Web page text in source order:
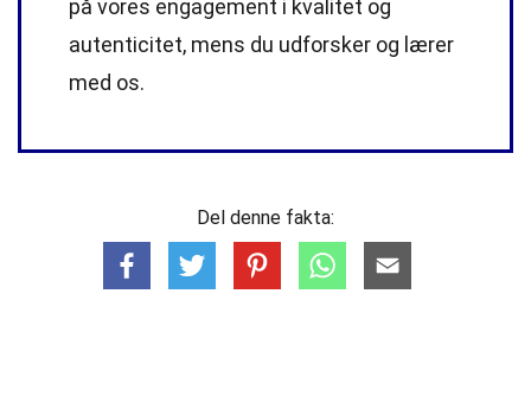
på vores engagement i kvalitet og
autenticitet, mens du udforsker og lærer
med os.
Del denne fakta: